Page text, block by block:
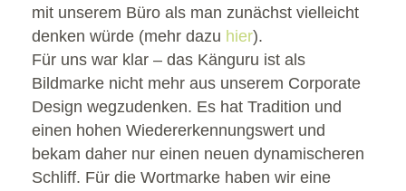
mit unserem Büro als man zunächst vielleicht
denken würde (mehr dazu hier).
Für uns war klar – das Känguru ist als
Bildmarke nicht mehr aus unserem Corporate
Design wegzudenken. Es hat Tradition und
einen hohen Wiedererkennungswert und
bekam daher nur einen neuen dynamischeren
Schliff. Für die Wortmarke haben wir eine